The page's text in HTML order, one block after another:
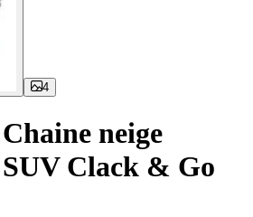
4
neige
SUV Clack & Go